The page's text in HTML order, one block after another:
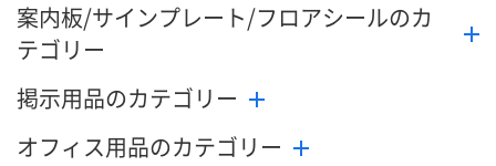
案内板/サインプレート/フロアシールのカ
テゴリー
掲示用品のカテゴリー
オフィス用品のカテゴリー